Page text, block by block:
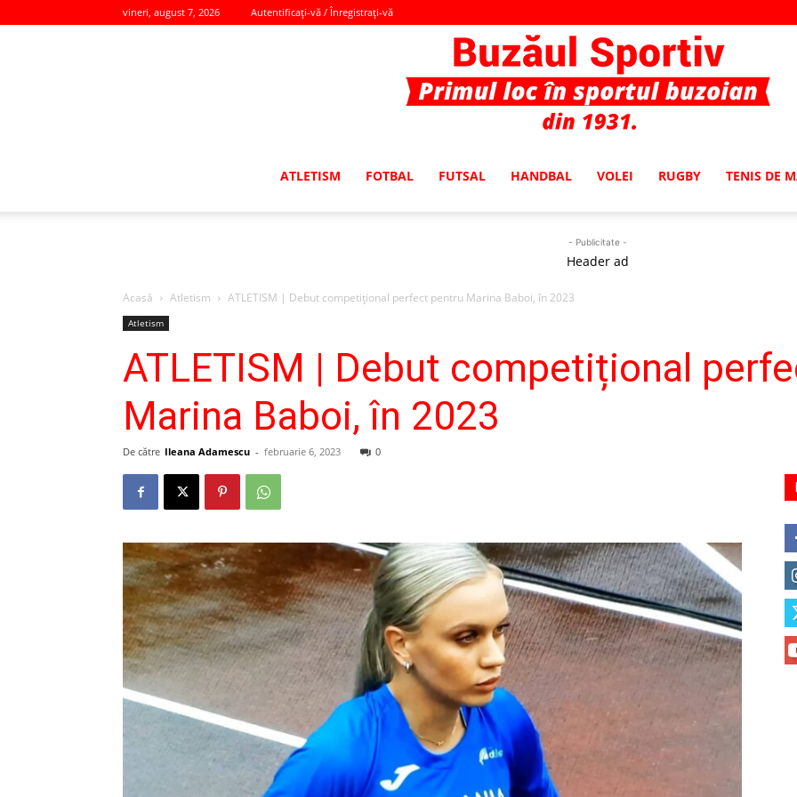
vineri, august 7, 2026 Autentificați-vă / Înregistrați-vă
ATLETISM FOTBAL FUTSAL HANDBAL VOLEI RUGBY TENIS DE
- Publicitate -
Header ad
Acasă Atletism ATLETISM | Debut competițional perfect pentru Marina Baboi, în 2023
Atletism
ATLETISM | Debut competițional
Marina Baboi, în 2023
De către Ileana Adamescu - februarie 6, 2023 0